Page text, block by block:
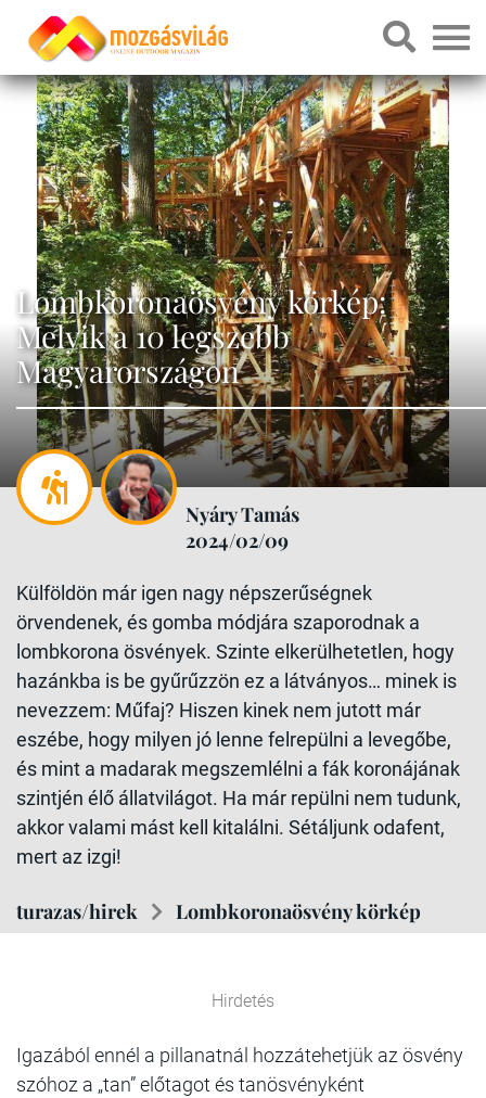
Lombkoronaösvény körkép:
Melyik a 10 legszebb
Magyarországon
Nyáry Tamás
2024/02/09
Külföldön már igen nagy népszerűségnek
örvendenek, és gomba módjára szaporodnak a
lombkorona ösvények. Szinte elkerülhetetlen, hogy
hazánkba is be gyűrűzzön ez a látványos… minek is
nevezzem: Műfaj? Hiszen kinek nem jutott már
eszébe, hogy milyen jó lenne felrepülni a levegőbe,
és mint a madarak megszemlélni a fák koronájának
szintjén élő állatvilágot. Ha már repülni nem tudunk,
akkor valami mást kell kitalálni. Sétáljunk odafent,
mert az izgi!
turazas/hirek Lombkoronaösvény körkép
Hirdetés
Igazából ennél a pillanatnál hozzátehetjük az ösvény
szóhoz a „tan” előtagot és tanösvényként